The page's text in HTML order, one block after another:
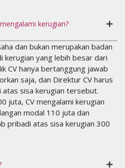
kerugian?
dan bukan merupakan badan
kerugian yang lebih besar dari
CV hanya bertanggung jawab
saja, dan Direktur CV harus
sisa kerugian tersebut.
juta, CV mengalami kerugian
modal 110 juta dan
pribadi atas sisa kerugian 300